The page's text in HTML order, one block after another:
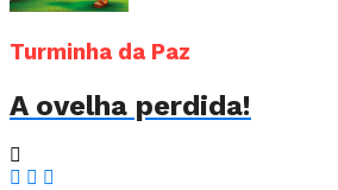
Turminha da Paz
A ovelha perdida!